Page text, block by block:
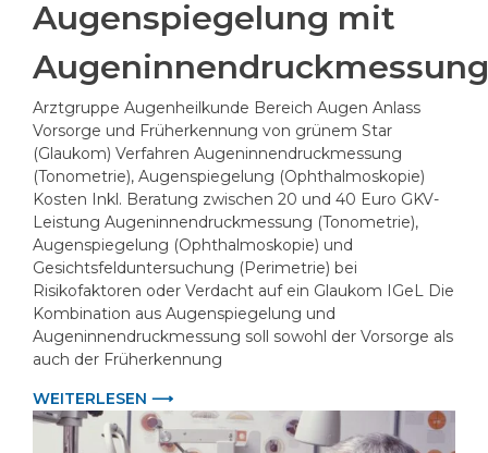
Augenspiegelung mit
Augeninnendruckmessung
Arztgruppe Augenheilkunde Bereich Augen Anlass
Vorsorge und Früherkennung von grünem Star
(Glaukom) Verfahren Augeninnendruckmessung
(Tonometrie), Augenspiegelung (Ophthalmoskopie)
Kosten Inkl. Beratung zwischen 20 und 40 Euro GKV-
Leistung Augeninnendruckmessung (Tonometrie),
Augenspiegelung (Ophthalmoskopie) und
Gesichtsfelduntersuchung (Perimetrie) bei
Risikofaktoren oder Verdacht auf ein Glaukom IGeL Die
Kombination aus Augenspiegelung und
Augeninnendruckmessung soll sowohl der Vorsorge als
auch der Früherkennung
WEITERLESEN ⟶